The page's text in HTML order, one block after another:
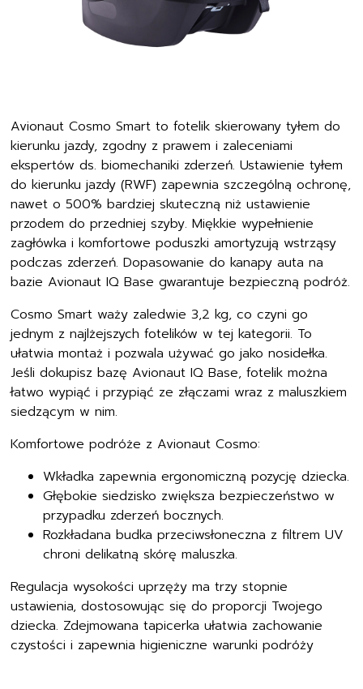
Avionaut Cosmo Smart to fotelik skierowany tyłem do
kierunku jazdy, zgodny z prawem i zaleceniami
ekspertów ds. biomechaniki zderzeń. Ustawienie tyłem
do kierunku jazdy (RWF) zapewnia szczególną ochronę,
nawet o 500% bardziej skuteczną niż ustawienie
przodem do przedniej szyby. Miękkie wypełnienie
zagłówka i komfortowe poduszki amortyzują wstrząsy
podczas zderzeń. Dopasowanie do kanapy auta na
bazie Avionaut IQ Base gwarantuje bezpieczną podróż.
Cosmo Smart waży zaledwie 3,2 kg, co czyni go
jednym z najlżejszych fotelików w tej kategorii. To
ułatwia montaż i pozwala używać go jako nosidełka.
Jeśli dokupisz bazę Avionaut IQ Base, fotelik można
łatwo wypiąć i przypiąć ze złączami wraz z maluszkiem
siedzącym w nim.
Komfortowe podróże z Avionaut Cosmo:
Wkładka zapewnia ergonomiczną pozycję dziecka.
Głębokie siedzisko zwiększa bezpieczeństwo w
przypadku zderzeń bocznych.
Rozkładana budka przeciwsłoneczna z filtrem UV
chroni delikatną skórę maluszka.
Regulacja wysokości uprzęży ma trzy stopnie
ustawienia, dostosowując się do proporcji Twojego
dziecka. Zdejmowana tapicerka ułatwia zachowanie
czystości i zapewnia higieniczne warunki podróży